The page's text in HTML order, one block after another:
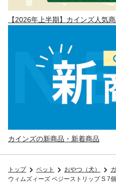
【2026年上半期】カインズ人気
カインズの新商品・新着商品
トップ ペット おやつ（犬）
ウィムズィーズ ベジーストリップ S 7